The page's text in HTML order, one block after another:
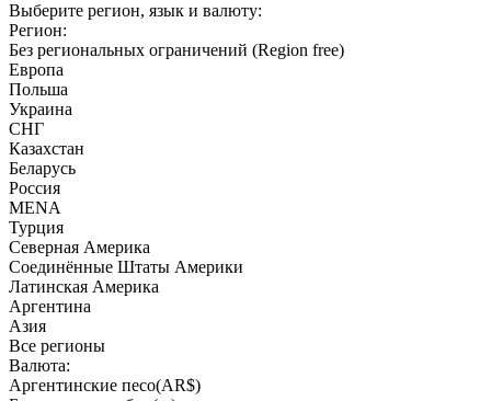
Выберите регион, язык и валюту:
Регион:
Без региональных ограничений (Region free)
Европа
Польша
Украина
СНГ
Казахстан
Беларусь
Россия
MENA
Турция
Северная Америка
Соединённые Штаты Америки
Латинская Америка
Аргентина
Азия
Все регионы
Валюта:
Аргентинские песо(AR$)